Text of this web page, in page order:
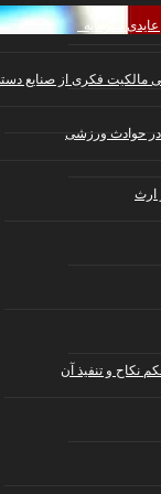
گردشگری
ارث
نکاح و تنفیذ آن
سرمایه
مالکیت فکری از صنایع
حوادث ورزشی